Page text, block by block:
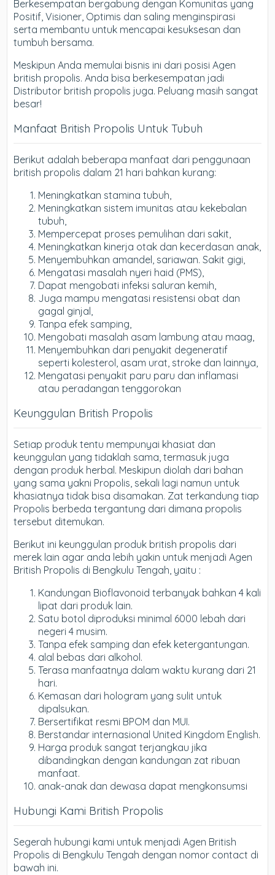
Berkesempatan bergabung dengan Komunitas yang
Positif, Visioner, Optimis dan saling menginspirasi
serta membantu untuk mencapai kesuksesan dan
tumbuh bersama.
Meskipun Anda memulai bisnis ini dari posisi Agen
british propolis. Anda bisa berkesempatan jadi
Distributor british propolis juga. Peluang masih sangat
besar!
Manfaat British Propolis Untuk Tubuh
Berikut adalah beberapa manfaat dari penggunaan
british propolis dalam 21 hari bahkan kurang:
Meningkatkan stamina tubuh,
Meningkatkan sistem imunitas atau kekebalan
tubuh,
Mempercepat proses pemulihan dari sakit,
Meningkatkan kinerja otak dan kecerdasan anak,
Menyembuhkan amandel, sariawan. Sakit gigi,
Mengatasi masalah nyeri haid (PMS),
Dapat mengobati infeksi saluran kemih,
Juga mampu mengatasi resistensi obat dan
gagal ginjal,
Tanpa efek samping,
Mengobati masalah asam lambung atau maag,
Menyembuhkan dari penyakit degeneratif
seperti kolesterol, asam urat, stroke dan lainnya,
Mengatasi penyakit paru paru dan inflamasi
atau peradangan tenggorokan
Keunggulan British Propolis
Setiap produk tentu mempunyai khasiat dan
keunggulan yang tidaklah sama, termasuk juga
dengan produk herbal. Meskipun diolah dari bahan
yang sama yakni Propolis, sekali lagi namun untuk
khasiatnya tidak bisa disamakan. Zat terkandung tiap
Propolis berbeda tergantung dari dimana propolis
tersebut ditemukan.
Berikut ini keunggulan produk british propolis dari
merek lain agar anda lebih yakin untuk menjadi Agen
British Propolis di Bengkulu Tengah, yaitu :
Kandungan Bioflavonoid terbanyak bahkan 4 kali
lipat dari produk lain.
Satu botol diproduksi minimal 6000 lebah dari
negeri 4 musim.
Tanpa efek samping dan efek ketergantungan.
alal bebas dari alkohol.
Terasa manfaatnya dalam waktu kurang dari 21
hari.
Kemasan dari hologram yang sulit untuk
dipalsukan.
Bersertifikat resmi BPOM dan MUI.
Berstandar internasional United Kingdom English.
Harga produk sangat terjangkau jika
dibandingkan dengan kandungan zat ribuan
manfaat.
anak-anak dan dewasa dapat mengkonsumsi
Hubungi Kami British Propolis
Segerah hubungi kami untuk menjadi Agen British
Propolis di Bengkulu Tengah dengan nomor contact di
bawah ini.